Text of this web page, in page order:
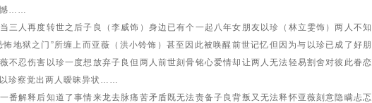
憾……
三人再度转世之后子良（李威饰）身边已有个一起八年女朋友以珍（林立雯饰）两人不知
怖地狱之门”所缠上而亚薇（洪小铃饰）甚至因此被唤醒前世记忆但因为与以珍已成了好朋
不忍伤害以珍一度想放弃子良但两人前世刻骨铭心爱情却让两人无法轻易割舍对彼此眷恋
珍察觉出两人暧昧异状……
番解释后知道了事情来龙去脉痛苦矛盾既无法责备子良背叛又无法释怀亚薇刻意隐瞒忐忑